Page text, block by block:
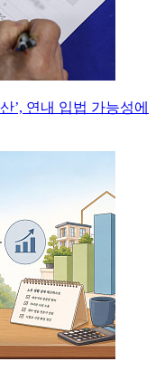
’, 연내 입법 가능성에